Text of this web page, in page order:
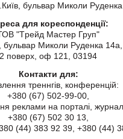
бульвар Миколи
для кореспонденції:
"Tрейд Мастер Груп"
бульвар Миколи Руденка 14а,
2 поверх, оф 121, 03194
Контакти для:
треннгів, конференцій:
+380 (67) 502-99-00,
реклами на порталі,
+380 (67) 502 30 13,
(44) 383 92 39, +380 (44)